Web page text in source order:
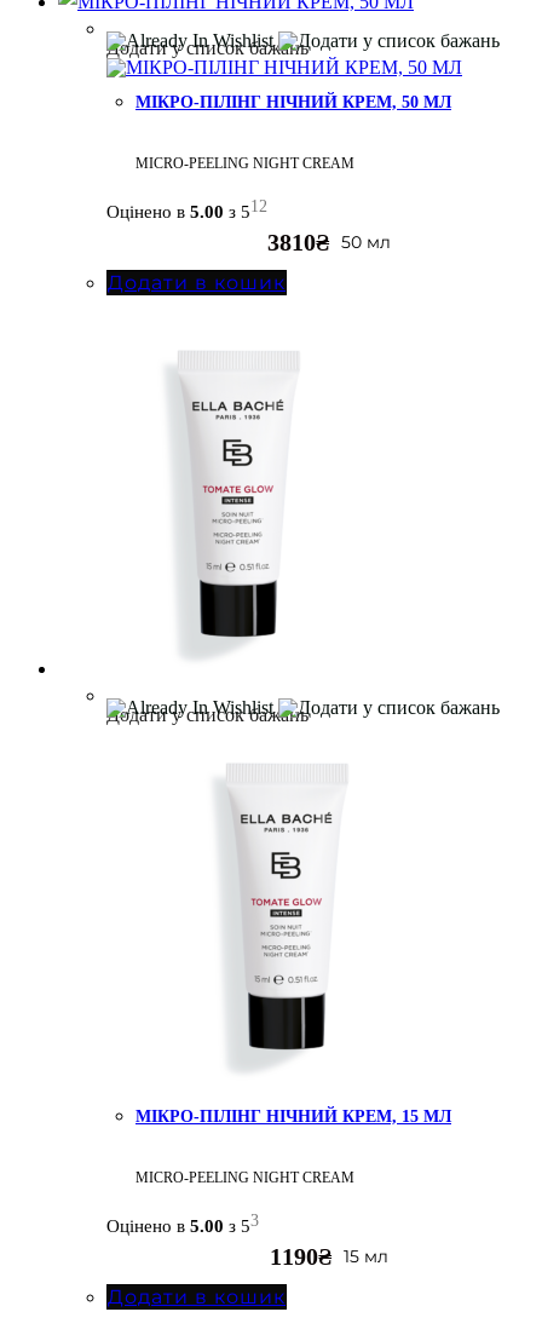
Додати у список бажань
МІКРО-ПІЛІНГ НІЧНИЙ КРЕМ, 50 МЛ
MICRO-PEELING NIGHT CREAM
Оцінено в 5.00 з 512
50 мл
3810₴
Додати в кошик
Додати у список бажань
МІКРО-ПІЛІНГ НІЧНИЙ КРЕМ, 15 МЛ
MICRO-PEELING NIGHT CREAM
Оцінено в 5.00 з 53
15 мл
1190₴
Додати в кошик